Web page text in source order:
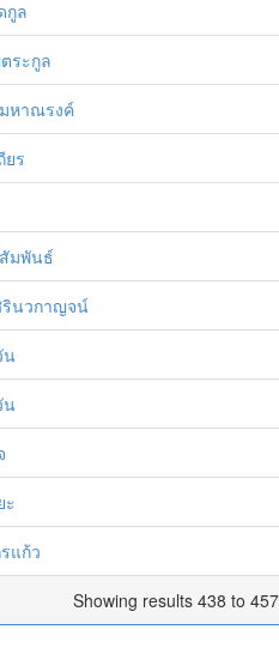
กูล
ระกูล
หาณรงค์
ยร
มพันธ์
นวกาญจน์
น
น
ะ
แก้ว
Showing results 438 to